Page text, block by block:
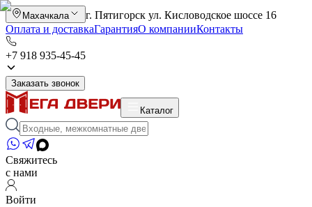
Махачкала
г. Пятигорск ул. Кисловодское шоссе 16
Оплата и доставкаГарантияО компанииКонтакты
+7 918 935-45-45
Заказать звонок
Каталог
Свяжитесь
с нами
Войти